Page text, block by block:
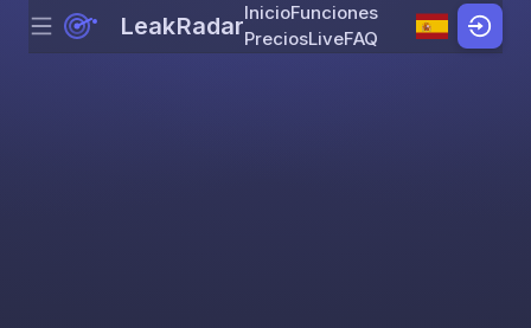
Skip to content
Menu LeakRadarInicioFunciones
PreciosLiveFAQ